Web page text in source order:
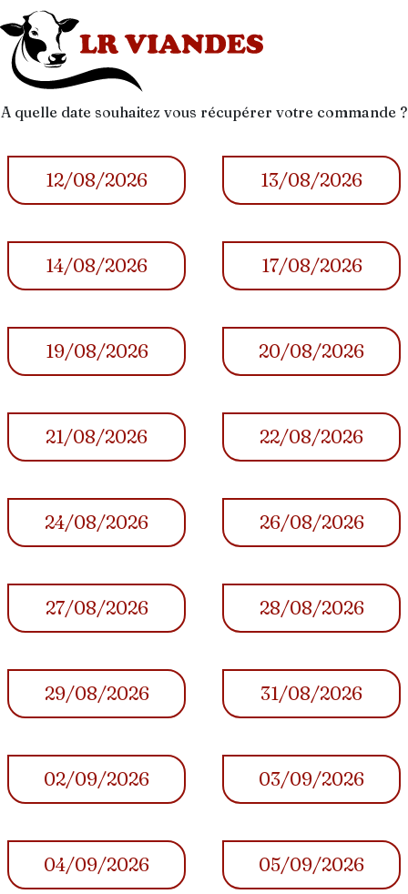
A quelle date souhaitez vous récupérer votre commande ?
12/08/2026 13/08/2026
14/08/2026 17/08/2026
19/08/2026 20/08/2026
21/08/2026 22/08/2026
24/08/2026 26/08/2026
27/08/2026 28/08/2026
29/08/2026 31/08/2026
02/09/2026 03/09/2026
04/09/2026 05/09/2026